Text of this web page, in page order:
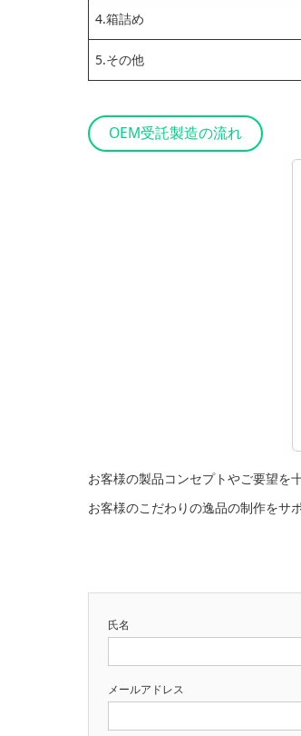
4.箱詰め
5.その他
OEM受託製造の流れ
お客様の製品コンセプトやご要望を
お客様のこだわりの逸品の制作をサ
氏名
メールアドレス